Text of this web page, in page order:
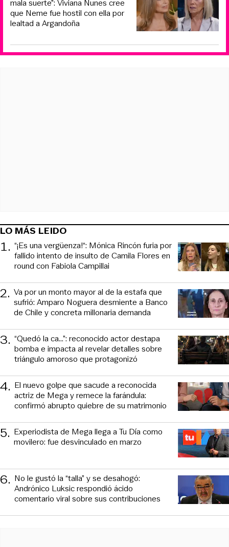
mala suerte”: Viviana Nunes cree
que Neme fue hostil con ella por
lealtad a Argandoña
LO MÁS LEIDO
1. “¡Es una vergüenza!“: Mónica Rincón furia por
fallido intento de insulto de Camila Flores en
round con Fabiola Campillai
2. Va por un monto mayor al de la estafa que
sufrió: Amparo Noguera desmiente a Banco
de Chile y concreta millonaria demanda
3. “Quedó la ca...”: reconocido actor destapa
bomba e impacta al revelar detalles sobre
triángulo amoroso que protagonizó
4. El nuevo golpe que sacude a reconocida
actriz de Mega y remece la farándula:
confirmó abrupto quiebre de su matrimonio
5. Experiodista de Mega llega a Tu Día como
movilero: fue desvinculado en marzo
6. No le gustó la “talla” y se desahogó:
Andrónico Luksic respondió ácido
comentario viral sobre sus contribuciones